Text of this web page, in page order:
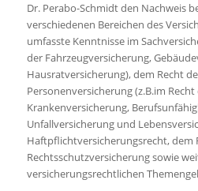
Dr. Perabo-Schmidt den Nachweis
verschiedenen Bereichen des
umfasste Kenntnisse im
der Fahrzeugversicherung,
Hausratversicherung), dem Recht
Personenversicherung (z.B.im
Krankenversicherung,
Unfallversicherung und
Haftpflichtversicherungsrecht, dem
Rechtsschutzversicherung sowie
versicherungsrechtlichen